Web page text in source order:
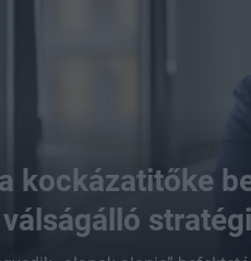
kockázatitőke